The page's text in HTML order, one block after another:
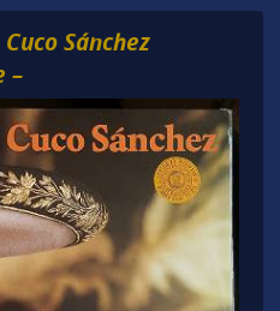
Sánchez
–